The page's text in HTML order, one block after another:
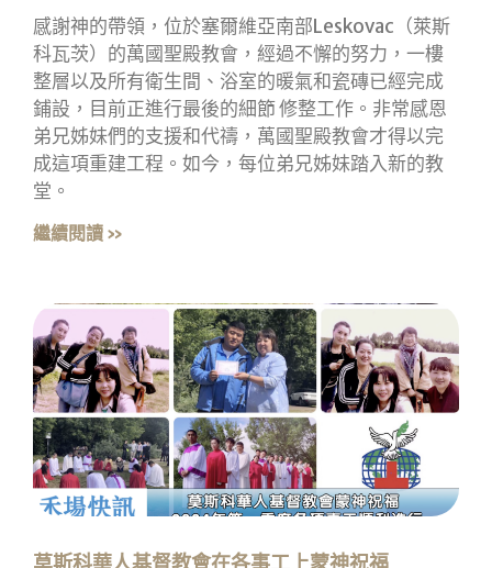
感謝神的帶領，位於塞爾維亞南部Leskovac（萊斯
科瓦茨）的萬國聖殿教會，經過不懈的努力，一樓
整層以及所有衛生間、浴室的暖氣和瓷磚已經完成
鋪設，目前正進行最後的細節 修整工作。非常感恩
弟兄姊妹們的支援和代禱，萬國聖殿教會才得以完
成這項重建工程。如今，每位弟兄姊妹踏入新的教
堂。
繼續閱讀 »